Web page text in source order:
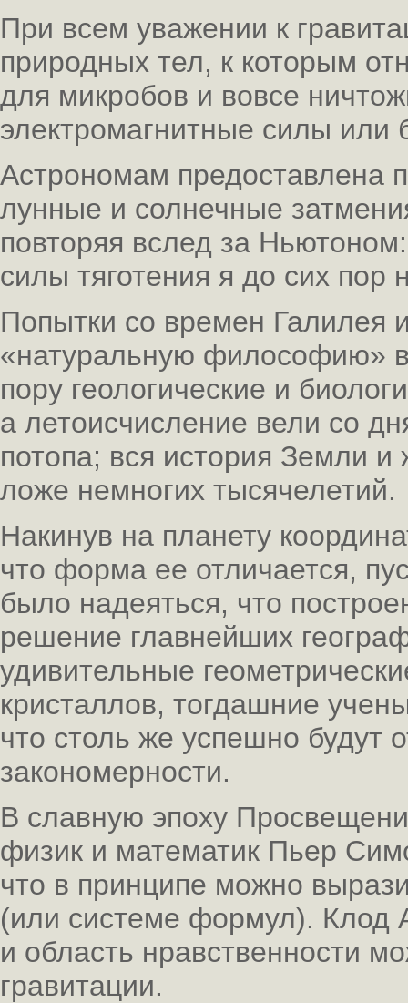
При всем уважении к
природных тел, к которым
для микробов и вовсе
электромагнитные силы или
Астрономам предоставлена
лунные и солнечные
повторяя вслед за
силы тяготения я до сих пор
Попытки со времен Галилея
«натуральную философию»
пору геологические и
а летоисчисление вели со
потопа; вся история Земли
ложе немногих тысячелетий.
Накинув на планету
что форма ее отличается,
было надеяться, что
решение главнейших
удивительные
кристаллов, тогдашние
что столь же успешно будут
закономерности.
В славную эпоху
физик и математик Пьер
что в принципе можно
(или системе формул). Клод
и область нравственности
гравитации.